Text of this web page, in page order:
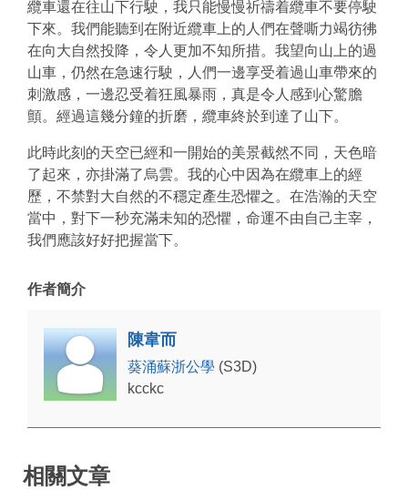
纜車還在往山下行駛，我只能慢慢祈禱着纜車不要停駛
下來。我們能聽到在附近纜車上的人們在聲嘶力竭彷彿
在向大自然投降，令人更加不知所措。我望向山上的過
山車，仍然在急速行駛，人們一邊享受着過山車帶來的
刺激感，一邊忍受着狂風暴雨，真是令人感到心驚膽
顫。經過這幾分鐘的折磨，纜車終於到達了山下。
此時此刻的天空已經和一開始的美景截然不同，天色暗
了起來，亦掛滿了烏雲。我的心中因為在纜車上的經
歷，不禁對大自然的不穩定產生恐懼之。在浩瀚的天空
當中，對下一秒充滿未知的恐懼，命運不由自己主宰，
我們應該好好把握當下。
作者簡介
陳韋而
葵涌蘇浙公學 (S3D)
kcckc
相關文章